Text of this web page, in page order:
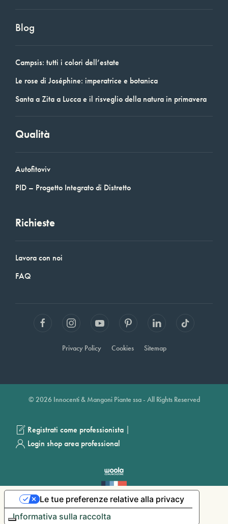
Blog
Campsis: tutti i colori dell’estate
Le rose di Joséphine: imperatrice e botanica
Santa a Zita a Lucca e il risveglio della natura in primavera
Qualità
Autofitoviv
PID – Progetto Integrato di Distretto
Richieste
Lavora con noi
FAQ
Privacy Policy Cookies Sitemap
© 2026 Innocenti & Mangoni Piante ssa - All Rights Reserved
Registrati come professionista |
Login shop area professional
Informativa sulla raccolta
Le tue preferenze relative alla privacy